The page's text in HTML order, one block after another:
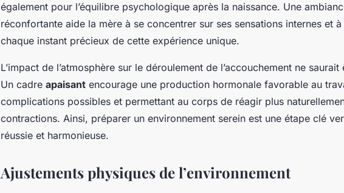
également pour l’équilibre psychologique après la naissance. Une
réconfortante aide la mère à se concentrer sur ses sensations internes et
chaque instant précieux de cette expérience unique.
L’impact de l’atmosphère sur le déroulement de l’accouchement ne
Un cadre apaisant encourage une production hormonale favorable au
complications possibles et permettant au corps de réagir plus
contractions. Ainsi, préparer un environnement serein est une étape clé
réussie et harmonieuse.
Ajustements physiques de l’environnement